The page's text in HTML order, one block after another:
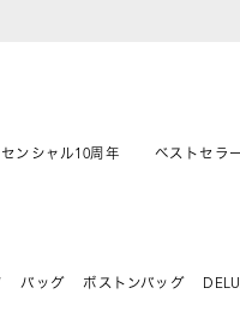
ンシャル10周年 ベストセラ
バッグ ボストンバッグ